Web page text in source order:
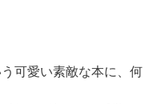
可愛い素敵な本に、何